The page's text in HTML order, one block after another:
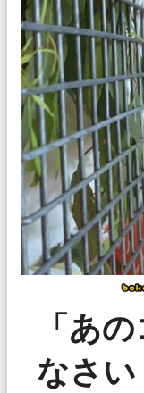
「あ
なさ